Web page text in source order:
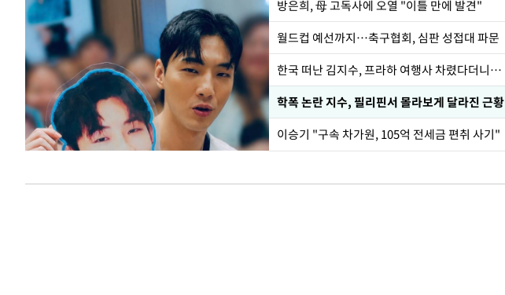
방은희, 母 고독사에 오열 "이틀 만에 발견"
월드컵 예선까지…축구협회, 심판 성접대 파문
한국 떠난 김지수, 프라하 여행사 차렸다더니…
학폭 논란 지수, 필리핀서 몰라보게 달라진 근황
이승기 "구속 차가원, 105억 전세금 편취 사기"